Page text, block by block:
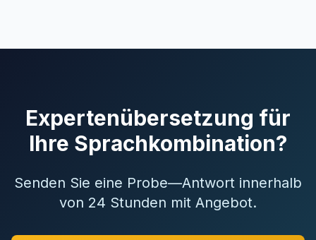
Expertenübersetzung für
Ihre Sprachkombination?
Senden Sie eine Probe—Antwort innerhalb
von 24 Stunden mit Angebot.